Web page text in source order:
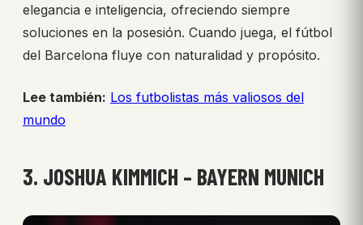
elegancia e inteligencia, ofreciendo siempre
soluciones en la posesión. Cuando juega, el fútbol
del Barcelona fluye con naturalidad y propósito.
Lee también: Los futbolistas más valiosos del
mundo
3. JOSHUA KIMMICH – BAYERN MUNICH